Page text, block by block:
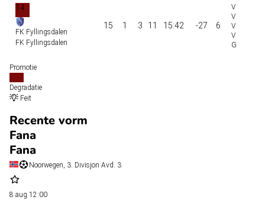
14
FK Fyllingsdalen
FK Fyllingsdalen
15 1 3 11 15:42 -27 6
Promotie
Degradatie
Feit
Recente vorm
Fana
Fana
Noorwegen, 3. Divisjon Avd. 3
8 aug 12:00